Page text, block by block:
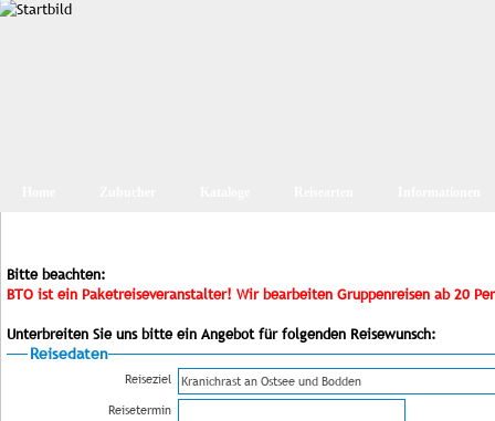
Bitte beachten:
BTO ist ein Paketreiseveranstalter! Wir bearbeiten Gruppenreisen ab 20
Unterbreiten Sie uns bitte ein Angebot für folgenden Reisewunsch:
Reisedaten
Reiseziel
Reisetermin